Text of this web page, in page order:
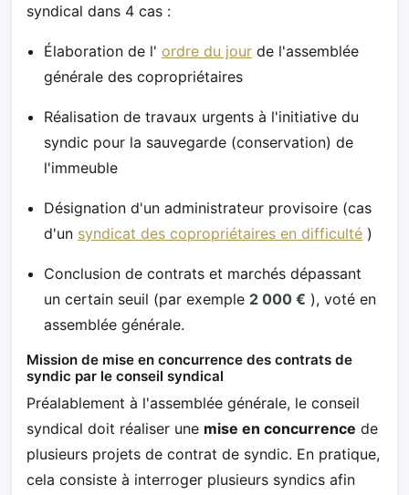
syndical dans 4 cas :
Élaboration de l'ordre du jour de l'assemblée
générale des copropriétaires
Réalisation de travaux urgents à l'initiative du
syndic pour la sauvegarde (conservation) de
l'immeuble
Désignation d'un administrateur provisoire (cas
d'un syndicat des copropriétaires en difficulté )
Conclusion de contrats et marchés dépassant
un certain seuil (par exemple 2 000 € ), voté en
assemblée générale.
Mission de mise en concurrence des contrats de
syndic par le conseil syndical
Préalablement à l'assemblée générale, le conseil
syndical doit réaliser une mise en concurrence de
plusieurs projets de contrat de syndic. En pratique,
cela consiste à interroger plusieurs syndics afin